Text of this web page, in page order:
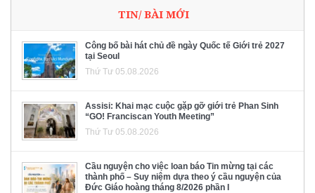
TIN/ BÀI MỚI
Công bố bài hát chủ đề ngày Quốc tế Giới trẻ 2027
tại Seoul
Thứ Tư 05.08.2026
Assisi: Khai mạc cuộc gặp gỡ giới trẻ Phan Sinh
“GO! Franciscan Youth Meeting”
Thứ Tư 05.08.2026
Cầu nguyện cho việc loan báo Tin mừng tại các
thành phố – Suy niệm dựa theo ý cầu nguyện của
Đức Giáo hoàng tháng 8/2026 phần I